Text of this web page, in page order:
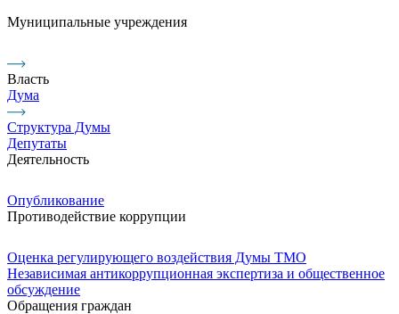
Муниципальные учреждения
Власть
Дума
Структура Думы
Депутаты
Деятельность
Опубликование
Противодействие коррупции
Оценка регулирующего воздействия Думы ТМО
Независимая антикоррупционная экспертиза и общественное
обсуждение
Обращения граждан